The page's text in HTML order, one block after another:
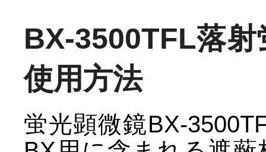
BX-3500TFL落
使用方法
蛍光顕微鏡BX-